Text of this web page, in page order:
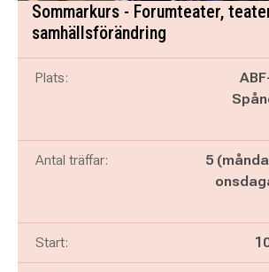
Sommarkurs - Forumteater,
samhällsförändring
Plats:
Antal träffar:
5
Start: